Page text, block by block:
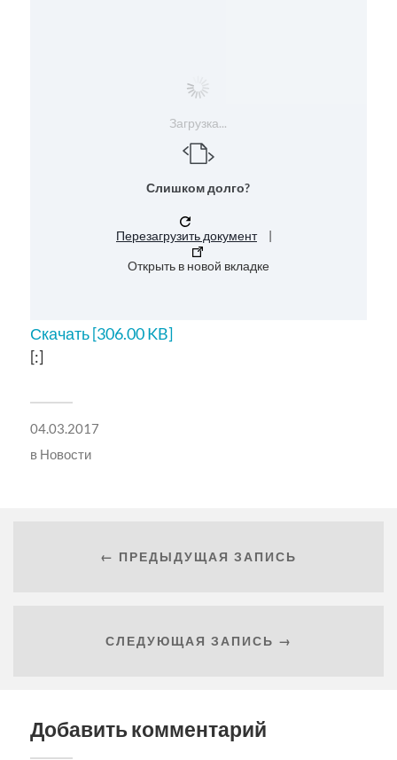
Загрузка...
Слишком долго?
Перезагрузить документ
|
Открыть в новой вкладке
Скачать [306.00 KB]
[:]
04.03.2017
в Новости
← ПРЕДЫДУЩАЯ ЗАПИСЬ
СЛЕДУЮЩАЯ ЗАПИСЬ →
Добавить комментарий